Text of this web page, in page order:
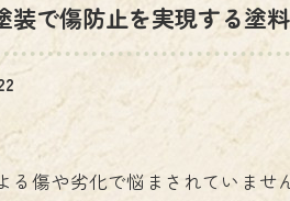
装で傷防止を実現する塗
る傷や劣化で悩まされていま